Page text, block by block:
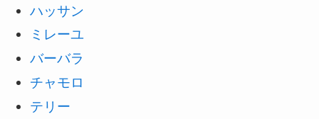
ハッサン
ミレーユ
バーバラ
チャモロ
テリー